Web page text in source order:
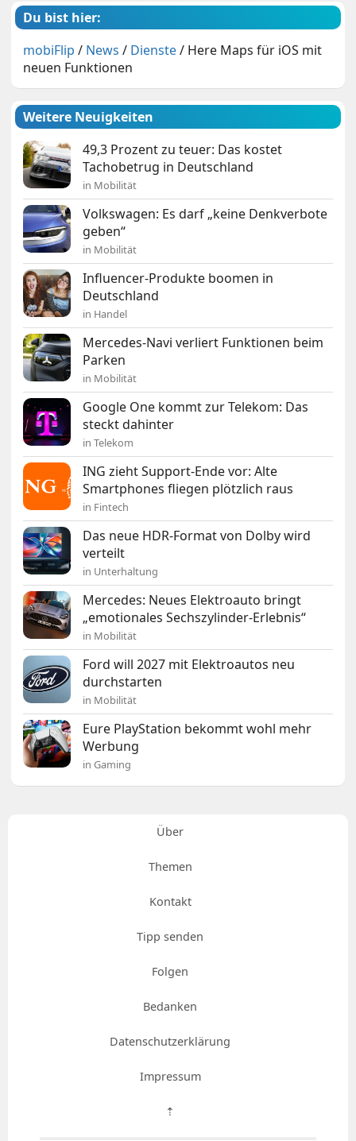
Du bist hier:
mobiFlip / News / Dienste/ Here Maps für iOS mit
neuen Funktionen
Weitere Neuigkeiten
49,3 Prozent zu teuer: Das kostet
Tachobetrug in Deutschland
in Mobilität
Volkswagen: Es darf „keine Denkverbote
geben“
in Mobilität
Influencer-Produkte boomen in
Deutschland
in Handel
Mercedes-Navi verliert Funktionen beim
Parken
in Mobilität
Google One kommt zur Telekom: Das
steckt dahinter
in Telekom
ING zieht Support-Ende vor: Alte
Smartphones fliegen plötzlich raus
in Fintech
Das neue HDR-Format von Dolby wird
verteilt
in Unterhaltung
Mercedes: Neues Elektroauto bringt
„emotionales Sechszylinder-Erlebnis“
in Mobilität
Ford will 2027 mit Elektroautos neu
durchstarten
in Mobilität
Eure PlayStation bekommt wohl mehr
Werbung
in Gaming
Über
Themen
Kontakt
Tipp senden
Folgen
Bedanken
Datenschutzerklärung
Impressum
⇡